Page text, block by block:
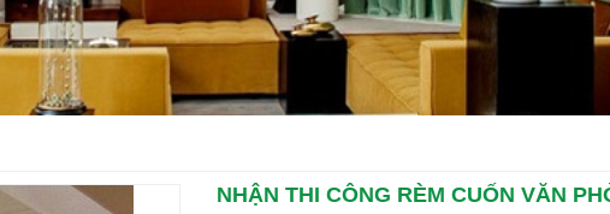
NHẬN THI CÔNG RÈM CUỐN VĂN